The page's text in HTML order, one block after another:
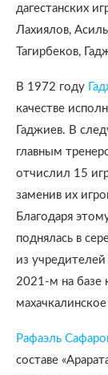
дагестанских
Лахиялов,
Тагирбеков,
В 1972 году
качестве
Гаджиев. В
главным
отчислил 15
заменив их
Благодаря
поднялась в
из
2021-м на базе
Рафаэль
составе